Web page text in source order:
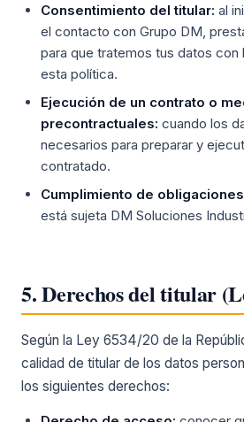
Consentimiento del titular: al
el contacto con Grupo DM,
para que tratemos tus datos
esta política.
Ejecución de un contrato o
precontractuales: cuando los
necesarios para preparar y
contratado.
Cumplimiento de
está sujeta DM Soluciones
5. Derechos del titular
Según la Ley 6534/20 de la
calidad de titular de los datos
los siguientes derechos: